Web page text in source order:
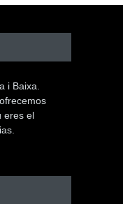
i Baixa.
eres el